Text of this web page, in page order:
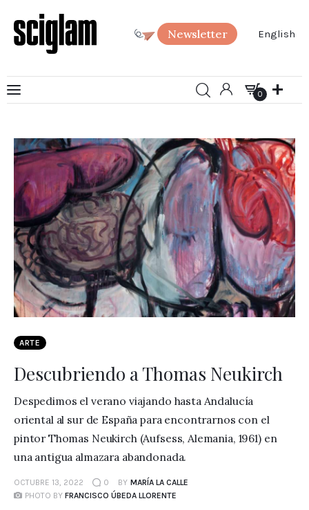
Newsletter English
0
Arte
Ciencia
Sociedad
SciGlam Responde
Acerca de
ARTE
Descubriendo a Thomas Neukirch
Despedimos el verano viajando hasta Andalucía
oriental al sur de España para encontrarnos con el
pintor Thomas Neukirch (Aufsess, Alemania, 1961) en
una antigua almazara abandonada.
OCTUBRE 13, 2022 0 BY MARÍA LA CALLE
PHOTO BY FRANCISCO ÚBEDA LLORENTE